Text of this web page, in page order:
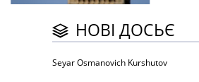
НОВІ ДОСЬЄ
Seyar Osmanovich Kurshutov